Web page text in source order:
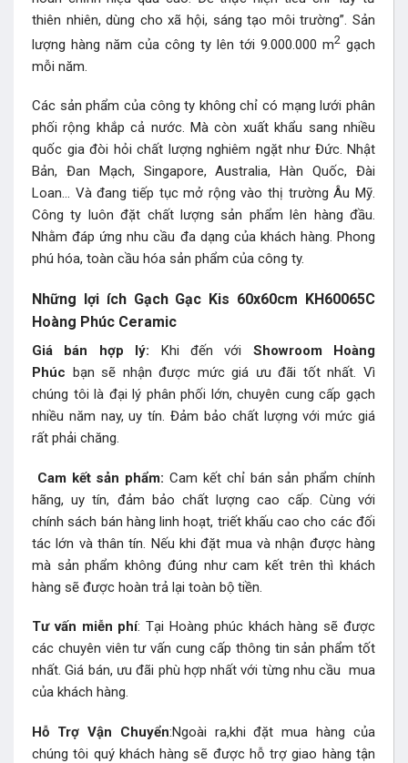
thiên nhiên, dùng cho xã hội, sáng tạo môi trường”. Sản
lượng hàng năm của công ty lên tới 9.000.000 m2 gạch
mỗi năm.
Các sản phẩm của công ty không chỉ có mạng lưới phân
phối rộng khắp cả nước. Mà còn xuất khẩu sang nhiều
quốc gia đòi hỏi chất lượng nghiêm ngặt như Đức. Nhật
Bản, Đan Mạch, Singapore, Australia, Hàn Quốc, Đài
Loan… Và đang tiếp tục mở rộng vào thị trường Âu Mỹ.
Công ty luôn đặt chất lượng sản phẩm lên hàng đầu.
Nhằm đáp ứng nhu cầu đa dạng của khách hàng. Phong
phú hóa, toàn cầu hóa sản phẩm của công ty.
Những lợi ích Gạch Gạc Kis 60x60cm KH60065C
Hoàng Phúc Ceramic
Giá bán hợp lý: Khi đến với Showroom Hoàng
Phúc bạn sẽ nhận được mức giá ưu đãi tốt nhất. Vì
chúng tôi là đại lý phân phối lớn, chuyên cung cấp gạch
nhiều năm nay, uy tín. Đảm bảo chất lượng với mức giá
rất phải chăng.
Cam kết sản phẩm: Cam kết chỉ bán sản phẩm chính
hãng, uy tín, đảm bảo chất lượng cao cấp. Cùng với
chính sách bán hàng linh hoạt, triết khấu cao cho các đối
tác lớn và thân tín. Nếu khi đặt mua và nhận được hàng
mà sản phẩm không đúng như cam kết trên thì khách
hàng sẽ được hoàn trả lại toàn bộ tiền.
Tư vấn miễn phí: Tại Hoàng phúc khách hàng sẽ được
các chuyên viên tư vấn cung cấp thông tin sản phẩm tốt
nhất. Giá bán, ưu đãi phù hợp nhất với từng nhu cầu mua
của khách hàng.
Hỗ Trợ Vận Chuyển:Ngoài ra,khi đặt mua hàng của
chúng tôi quý khách hàng sẽ được hỗ trợ giao hàng tận